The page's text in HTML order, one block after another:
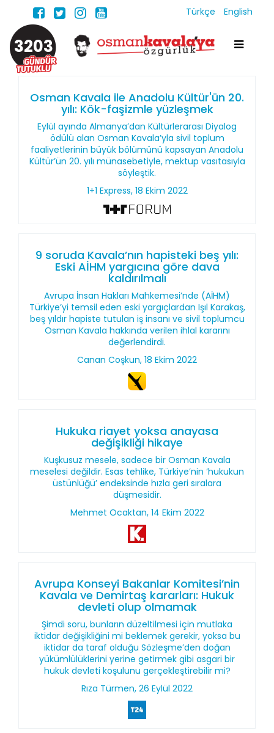
Türkçe English
3203
Osman Kavala ile Anadolu Kültür'ün 20.
yılı: Kök-faşizmle yüzleşmek
Eylül ayında Almanya’dan Kültürlerarası Diyalog
ödülü alan Osman Kavala’yla sivil toplum
faaliyetlerinin büyük bölümünü kapsayan Anadolu
Kültür’ün 20. yılı münasebetiyle, mektup vasıtasıyla
söyleştik.
1+1 Express, 18 Ekim 2022
9 soruda Kavala’nın hapisteki beş yılı:
Eski AİHM yargıcına göre dava
kaldırılmalı
Avrupa İnsan Hakları Mahkemesi’nde (AİHM)
Türkiye’yi temsil eden eski yargıçlardan Işıl Karakaş,
beş yıldır hapiste tutulan iş insanı ve sivil toplumcu
Osman Kavala hakkında verilen ihlal kararını
değerlendirdi.
Canan Coşkun, 18 Ekim 2022
Hukuka riayet yoksa anayasa
değişikliği hikaye
Kuşkusuz mesele, sadece bir Osman Kavala
meselesi değildir. Esas tehlike, Türkiye’nin ‘hukukun
üstünlüğü’ endeksinde hızla geri sıralara
düşmesidir.
Mehmet Ocaktan, 14 Ekim 2022
Avrupa Konseyi Bakanlar Komitesi’nin
Kavala ve Demirtaş kararları: Hukuk
devleti olup olmamak
Şimdi soru, bunların düzeltilmesi için mutlaka
iktidar değişikliğini mi beklemek gerekir, yoksa bu
iktidar da taraf olduğu Sözleşme’den doğan
yükümlülüklerini yerine getirmek gibi asgari bir
hukuk devleti koşulunu gerçekleştirebilir mi?
Rıza Türmen, 26 Eylül 2022